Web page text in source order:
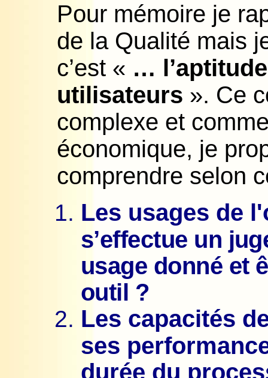
Pour mémoire je
de la Qualité mais
c’est « …
utilisateurs ». Ce
complexe et
économique, je
comprendre selon
Les usages de
s’effectue un
usage donné et
outil ?
Les capacités
ses
durée du